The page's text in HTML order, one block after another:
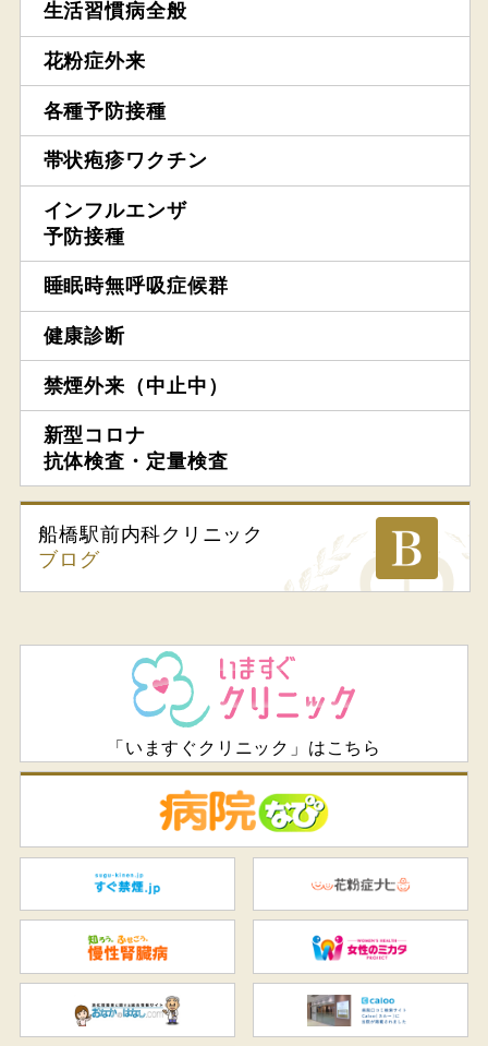
生活習慣病全般
花粉症外来
各種予防接種
帯状疱疹ワクチン
インフルエンザ
予防接種
睡眠時無呼吸症候群
健康診断
禁煙外来（中止中）
新型コロナ
抗体検査・定量検査
船橋駅前内科クリニック
ブログ
「いますぐクリニック」はこちら
すぐ禁煙.jp
知ろう、ふせごう。慢性腎臓
おなかのはなし.com